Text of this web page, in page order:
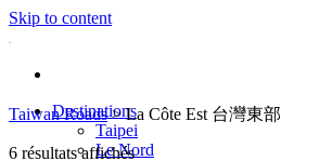
Skip to content
Destinations
Taipei
Le Nord
Taiwan Roads > La Côte Est 台灣東部
6 résultats affichés